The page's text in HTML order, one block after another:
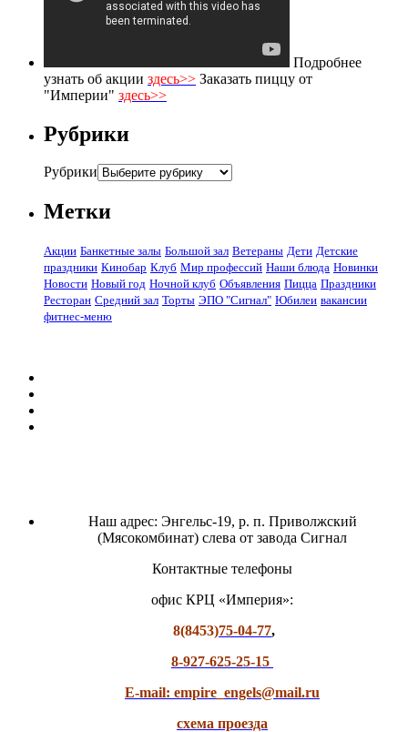
Подробнее
узнать об акции здесь>> Заказать пиццу от
"Империи" здесь>>
Рубрики
Рубрики
Метки
Акции Банкетные залы Большой зал Ветераны Дети Детские
праздники Кинобар Клуб Мир профессий Наши блюда Новинки
Новости Новый год Ночной клуб Объявления Пицца Праздники
Ресторан Средний зал Торты ЭПО "Сигнал" Юбилеи вакансии
фитнес-меню
Наш адрес: Энгельс-19, р. п. Приволжский
(Мясокомбинат) слева от завода Сигнал
Контактные телефоны
офис КРЦ «Империя»:
8(8453)75-04-77,
8-927-625-25-15
E-mail: empire_engels@mail.ru
схема проезда